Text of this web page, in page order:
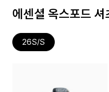
에센셜 옥스포드 셔
26S/S